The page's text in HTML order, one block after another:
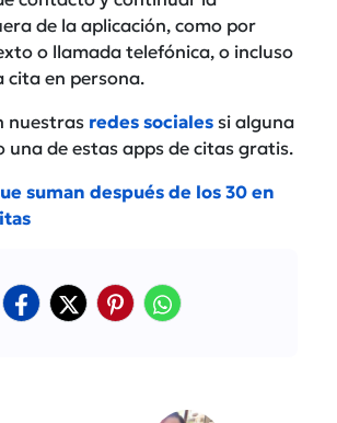
de la aplicación, como por
o llamada telefónica, o incluso
cita en persona.
nuestras redes sociales si alguna
una de estas apps de citas gratis.
suman después de los 30 en